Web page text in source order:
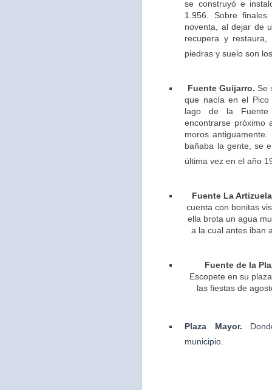
se construyó e
1.956. Sobre
noventa, al dejar de
recupera y restaura,
piedras y suelo son
Fuente Guijarro. Se
que nacía en el
lago de la
encontrarse próximo
moros
bañaba la gente, se
última vez en el año
Fuente La
cuenta con bonitas
ella brota un agua
a la cual antes iban
Fuente de la
Escopete en su
las fiestas de
Plaza Mayor.
municipio.